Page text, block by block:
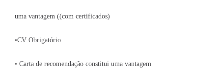
uma vantagem ((com certificados)
•CV Obrigatório
• Carta de recomendação constitui uma vantagem